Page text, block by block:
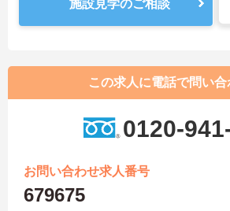
施設見学のご相談
この求人に電話で問い合
0120-
お問い合わせ求人番号
679675